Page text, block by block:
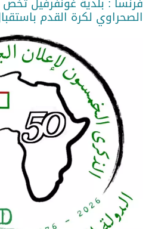
الصحراوي لكرة القدم